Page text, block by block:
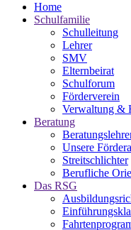
Home
Schulfamilie
Schulleitung
Lehrer
SMV
Elternbeirat
Schulforum
Förderverein
Verwaltung &
Beratung
Unsere
Streitschlichter
Berufliche
Das RSG